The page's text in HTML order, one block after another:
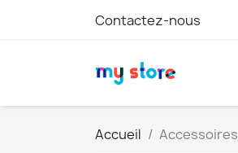
Contactez-nous
Accueil Accessoires